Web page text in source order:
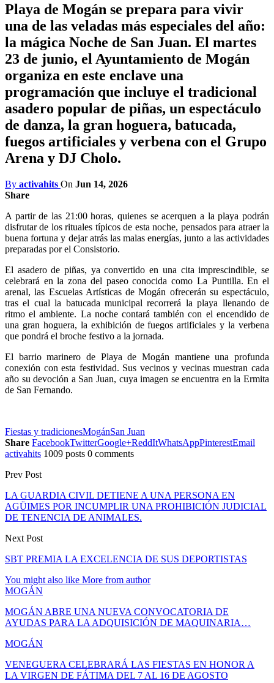
Playa de Mogán se prepara para vivir
una de las veladas más especiales del año:
la mágica Noche de San Juan. El martes
23 de junio, el Ayuntamiento de Mogán
organiza en este enclave una
programación que incluye el tradicional
asadero popular de piñas, un espectáculo
de danza, la gran hoguera, batucada,
fuegos artificiales y verbena con el Grupo
Arena y DJ Cholo.
By activahits On Jun 14, 2026
Share
A partir de las 21:00 horas, quienes se acerquen a la playa podrán
disfrutar de los rituales típicos de esta noche, pensados para atraer la
buena fortuna y dejar atrás las malas energías, junto a las actividades
preparadas por el Consistorio.
El asadero de piñas, ya convertido en una cita imprescindible, se
celebrará en la zona del paseo conocida como La Puntilla. En el
arenal, las Escuelas Artísticas de Mogán ofrecerán su espectáculo,
tras el cual la batucada municipal recorrerá la playa llenando de
ritmo el ambiente. La noche contará también con el encendido de
una gran hoguera, la exhibición de fuegos artificiales y la verbena
que pondrá el broche festivo a la jornada.
El barrio marinero de Playa de Mogán mantiene una profunda
conexión con esta festividad. Sus vecinos y vecinas muestran cada
año su devoción a San Juan, cuya imagen se encuentra en la Ermita
de San Fernando.
Fiestas y tradicionesMogánSan Juan
Share FacebookTwitterGoogle+ReddItWhatsAppPinterestEmail
activahits 1009 posts 0 comments
Prev Post
LA GUARDIA CIVIL DETIENE A UNA PERSONA EN
AGÜIMES POR INCUMPLIR UNA PROHIBICIÓN JUDICIAL
DE TENENCIA DE ANIMALES.
Next Post
SBT PREMIA LA EXCELENCIA DE SUS DEPORTISTAS
You might also like More from author
MOGÁN
MOGÁN ABRE UNA NUEVA CONVOCATORIA DE
AYUDAS PARA LA ADQUISICIÓN DE MAQUINARIA…
MOGÁN
VENEGUERA CELEBRARÁ LAS FIESTAS EN HONOR A
LA VIRGEN DE FÁTIMA DEL 7 AL 16 DE AGOSTO